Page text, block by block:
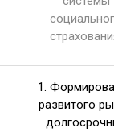
1.
развитого